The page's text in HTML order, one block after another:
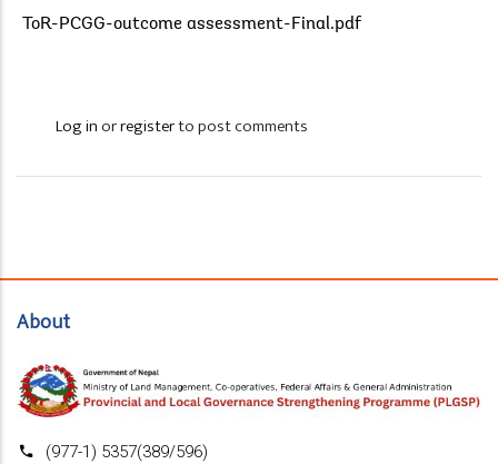
ToR-PCGG-outcome assessment-Final.pdf
Log inorregisterto post comments
About
(977-1) 5357(389/596)